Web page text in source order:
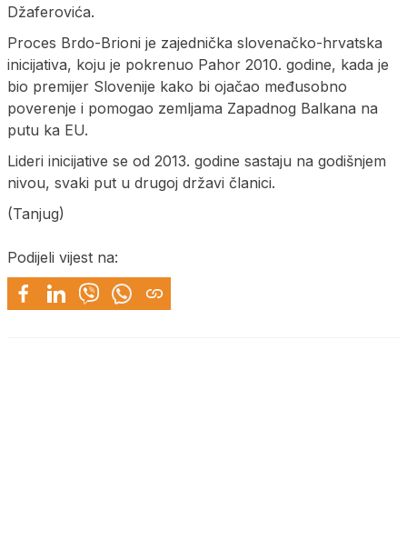
Džaferovića.
Proces Brdo-Brioni je zajednička slovenačko-hrvatska
inicijativa, koju je pokrenuo Pahor 2010. godine, kada je
bio premijer Slovenije kako bi ojačao međusobno
poverenje i pomogao zemljama Zapadnog Balkana na
putu ka EU.
Lideri inicijative se od 2013. godine sastaju na godišnjem
nivou, svaki put u drugoj državi članici.
(Tanjug)
Podijeli vijest na: